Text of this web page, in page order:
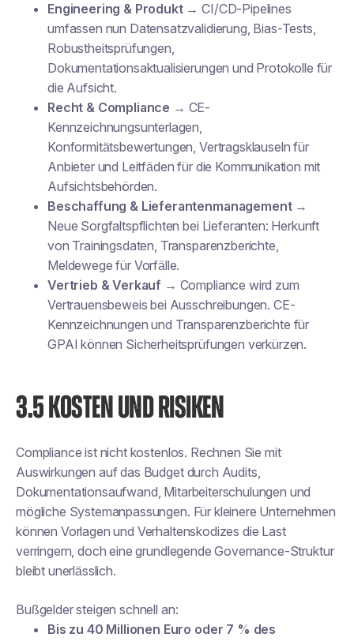
Engineering & Produkt→ CI/CD-Pipelines
umfassen nun Datensatzvalidierung, Bias-Tests,
Robustheitsprüfungen,
Dokumentationsaktualisierungen und Protokolle für
die Aufsicht.
Recht & Compliance → CE-
Kennzeichnungsunterlagen,
Konformitätsbewertungen, Vertragsklauseln für
Anbieter und Leitfäden für die Kommunikation mit
Aufsichtsbehörden.
Beschaffung & Lieferantenmanagement→
Neue Sorgfaltspflichten bei Lieferanten: Herkunft
von Trainingsdaten, Transparenzberichte,
Meldewege für Vorfälle.
Vertrieb & Verkauf → Compliance wird zum
Vertrauensbeweis bei Ausschreibungen. CE-
Kennzeichnungen und Transparenzberichte für
GPAI können Sicherheitsprüfungen verkürzen.
3.5 KOSTEN UND RISIKEN
Compliance ist nicht kostenlos. Rechnen Sie mit
Auswirkungen auf das Budget durch Audits,
Dokumentationsaufwand, Mitarbeiterschulungen und
mögliche Systemanpassungen. Für kleinere Unternehmen
können Vorlagen und Verhaltenskodizes die Last
verringern, doch eine grundlegende Governance-Struktur
bleibt unerlässlich.
Bußgelder steigen schnell an:
Bis zu 40 Millionen Euro oder 7 % des